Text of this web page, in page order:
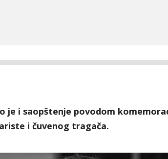
je i saopštenje povodom
i čuvenog tragača.